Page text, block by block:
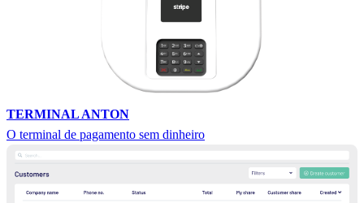
TERMINAL ANTON
O terminal de pagamento sem dinheiro